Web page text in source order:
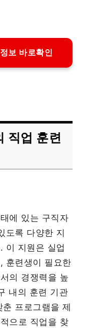
보 바로확인
직업 훈련
에 있는 구직자
도록 다양한 지
이 지원은 실업
훈련생이 필요한
의 경쟁력을 높
내의 훈련 기관
프로그램을 제
으로 직업을 찾